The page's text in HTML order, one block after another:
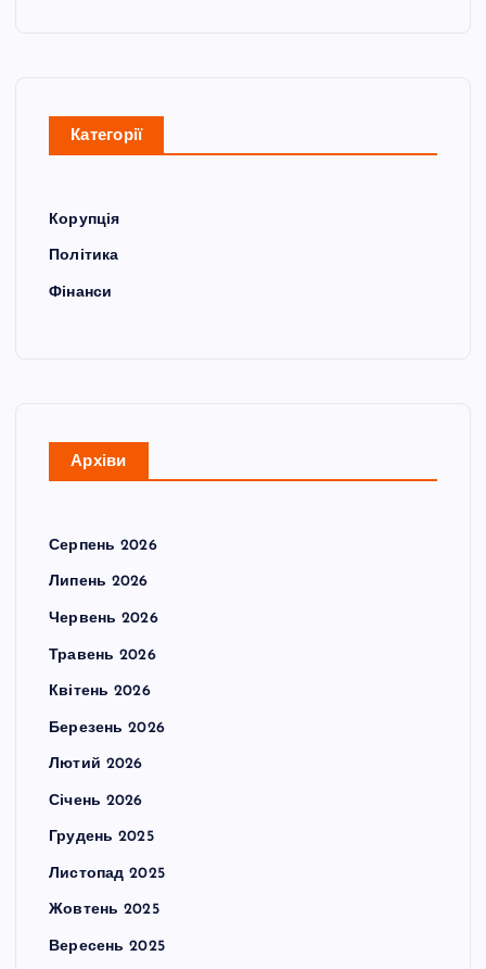
Категорії
Корупція
Політика
Фінанси
Архіви
Серпень 2026
Липень 2026
Червень 2026
Травень 2026
Квітень 2026
Березень 2026
Лютий 2026
Січень 2026
Грудень 2025
Листопад 2025
Жовтень 2025
Вересень 2025